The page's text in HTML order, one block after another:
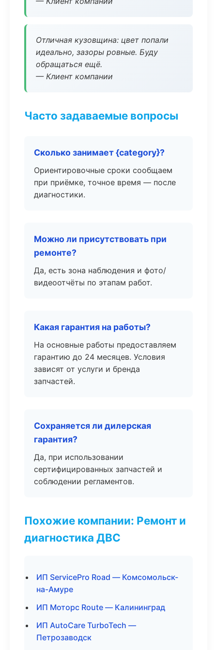
Отличная кузовщина: цвет попали
идеально, зазоры ровные. Буду
обращаться ещё.
— Клиент компании
Часто задаваемые вопросы
Сколько занимает {category}?
Ориентировочные сроки сообщаем
при приёмке, точное время — после
диагностики.
Можно ли присутствовать при
ремонте?
Да, есть зона наблюдения и фото/
видеоотчёты по этапам работ.
Какая гарантия на работы?
На основные работы предоставляем
гарантию до 24 месяцев. Условия
зависят от услуги и бренда
запчастей.
Сохраняется ли дилерская
гарантия?
Да, при использовании
сертифицированных запчастей и
соблюдении регламентов.
Похожие компании: Ремонт и
диагностика ДВС
ИП ServicePro Road — Комсомольск-
на-Амуре
ИП Моторс Route — Калининград
ИП AutoCare TurboTech —
Петрозаводск